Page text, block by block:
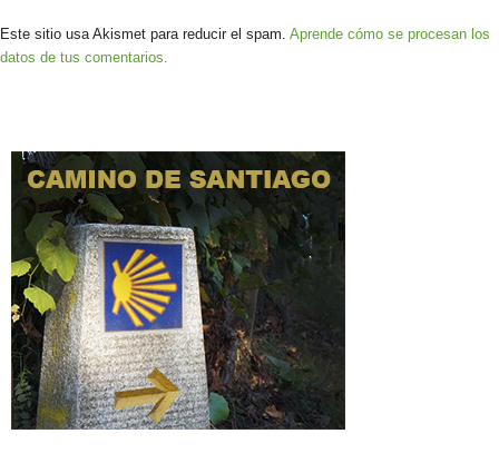
Este sitio usa Akismet para reducir el spam. Aprende cómo se procesan los
datos de tus comentarios.